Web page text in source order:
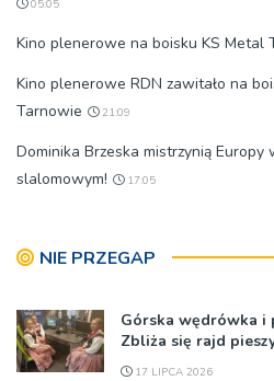
05:05
Kino plenerowe na boisku KS Metal
Kino plenerowe RDN zawitało na
Tarnowie
21:09
Dominika Brzeska mistrzynią
slalomowym!
17:05
NIE PRZEGAP
Górska wędrówka i
Zbliża się rajd
17 LIPCA 2026